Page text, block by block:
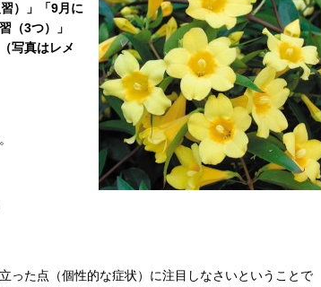
）」「9月に
（3つ）」
写真はレメ
った点（個性的な症状）に注目しなさいということで